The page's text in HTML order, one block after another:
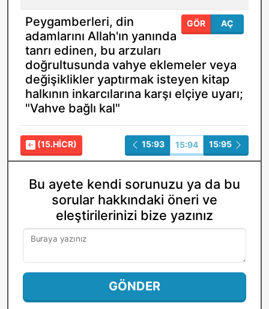
GÖR AÇ
Peygamberleri, din
adamlarını Allah'ın yanında
tanrı edinen, bu arzuları
doğrultusunda vahye eklemeler veya
değişiklikler yaptırmak isteyen kitap
halkının inkarcılarına karşı elçiye uyarı;
"Vahve bağlı kal"
(15.HICR) 15:93 15:94 15:95
Bu ayete kendi sorunuzu ya da bu
sorular hakkındaki öneri ve
eleştirilerinizi bize yazınız
Buraya yazınız
GÖNDER